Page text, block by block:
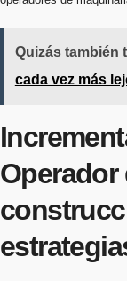
Quizás también
cada vez más
Operador